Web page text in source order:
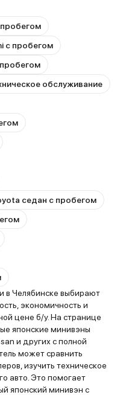
с пробегом
обслуживание
седан с пробегом
Челябинске выбирают
экономичность и
цене б/у. На странице
японские минивэны
и других с полной
может сравнить
изучить техническое
авто. Это помогает
японский минивэн с